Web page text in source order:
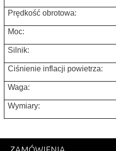
Prędkość obrotowa:
Moc:
Silnik:
Ciśnienie inflacji powietrza:
Waga:
Wymiary: